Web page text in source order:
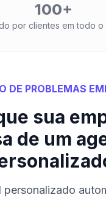
100+
por clientes em todo o
DE PROBLEMAS
sua
de um
personalizado